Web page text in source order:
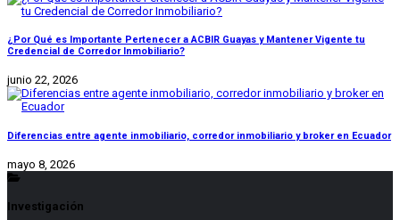
¿Por Qué es Importante Pertenecer a ACBIR Guayas y Mantener Vigente tu
Credencial de Corredor Inmobiliario?
junio 22, 2026
Diferencias entre agente inmobiliario, corredor inmobiliario y broker en Ecuador
mayo 8, 2026
Investigación